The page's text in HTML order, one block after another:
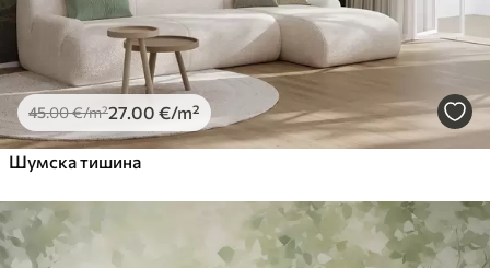
45.00€/m²27 .00 €/m²
Шумска тишина